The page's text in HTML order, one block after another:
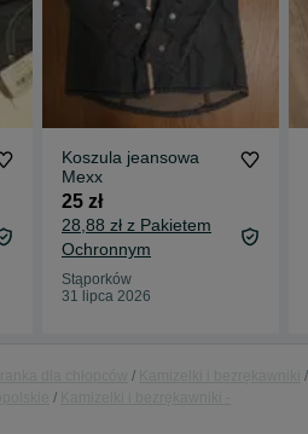
Koszula jeansowa
Mexx
25 zł
28,88 zł z Pakietem
Ochronnym
Stąporków
31 lipca 2026